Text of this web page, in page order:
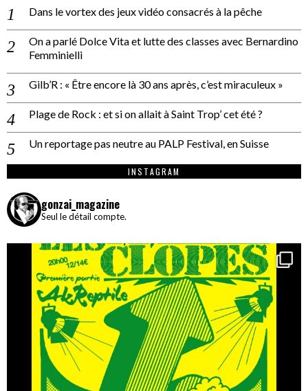
Dans le vortex des jeux vidéo consacrés à la pêche
On a parlé Dolce Vita et lutte des classes avec Bernardino
Femminielli
Gilb’R : « Être encore là 30 ans après, c’est miraculeux »
Plage de Rock : et si on allait à Saint Trop’ cet été ?
Un reportage pas neutre au PALP Festival, en Suisse
INSTAGRAM
gonzai_magazine
Seul le détail compte.